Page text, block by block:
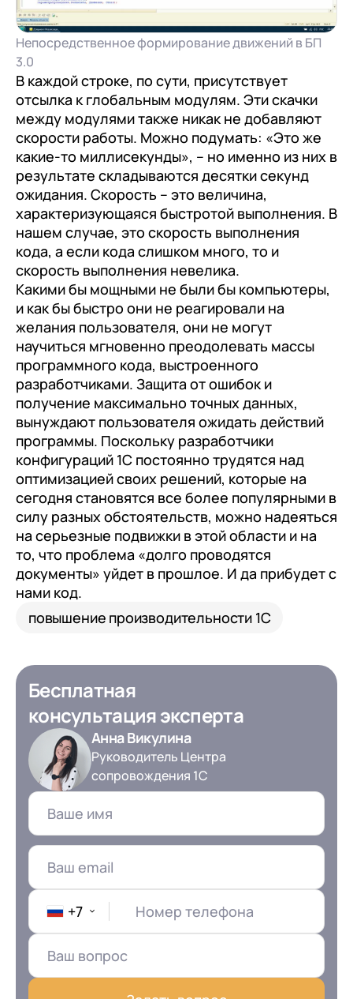
Непосредственное формирование движений в БП
3.0
В каждой строке, по сути, присутствует
отсылка к глобальным модулям. Эти скачки
между модулями также никак не добавляют
скорости работы. Можно подумать: «Это же
какие-то миллисекунды», – но именно из них в
результате складываются десятки секунд
ожидания. Скорость – это величина,
характеризующаяся быстротой выполнения. В
нашем случае, это скорость выполнения
кода, а если кода слишком много, то и
скорость выполнения невелика.
Какими бы мощными не были бы компьютеры,
и как бы быстро они не реагировали на
желания пользователя, они не могут
научиться мгновенно преодолевать массы
программного кода, выстроенного
разработчиками. Защита от ошибок и
получение максимально точных данных,
вынуждают пользователя ожидать действий
программы. Поскольку разработчики
конфигураций 1С постоянно трудятся над
оптимизацией своих решений, которые на
сегодня становятся все более популярными в
силу разных обстоятельств, можно надеяться
на серьезные подвижки в этой области и на
то, что проблема «долго проводятся
документы» уйдет в прошлое. И да прибудет с
нами код.
повышение производительности 1С
Бесплатная
консультация эксперта
Анна Викулина
Руководитель Центра
сопровождения 1С
+7 Номер телефона
+7 Номер телефона
Отправить
Я даю согласие на обработкуПерсональных
данныхв соответствии сПолитикой
Конфиденциальности
+7 Номер телефона
Отправить
Я даю согласие на обработкуПерсональных
данныхв соответствии сПолитикой
Конфиденциальности
+7 Номер телефона
Я даю согласие на обработкуПерсональных
данныхв соответствии сПолитикой
Конфиденциальности
Перейти в корзину
Продолжить покупки